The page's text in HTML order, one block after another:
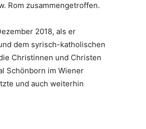
Rom zusammengetroffen.
2018, als er
dem syrisch-katholischen
Christinnen und Christen
Schönborn im Wiener
und auch weiterhin